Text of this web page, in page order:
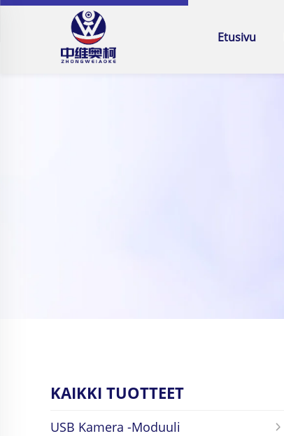
Etusivu
KAIKKI TUOTTEET
USB Kamera -moduuli